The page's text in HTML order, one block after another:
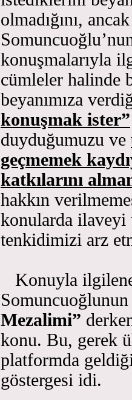
olmadığını,
konuşmalarıyla
cümleler halinde
beyanımıza
konuşmak ister”
duyduğumuzu ve
geçmemek
katkılarını
hakkın
konularda ilaveyi
tenkidimizi arz
Konuyla
Mezalimi”
konu. Bu, gerek
platformda
göstergesi idi.